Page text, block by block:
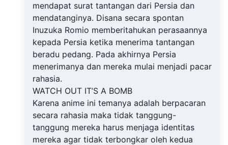
mendapat surat tantangan dari Persia dan
mendatanginya. Disana secara spontan
Inuzuka Romio memberitahukan perasaannya
kepada Persia ketika menerima tantangan
beradu pedang. Pada akhirnya Persia
menerimanya dan mereka mulai menjadi pacar
rahasia.
WATCH OUT IT’S A BOMB
Karena anime ini temanya adalah berpacaran
secara rahasia maka tidak tanggung-
tanggung mereka harus menjaga identitas
mereka agar tidak terbongkar oleh kedua